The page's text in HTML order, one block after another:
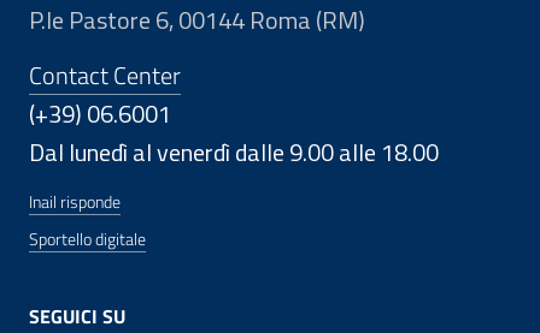
P.le Pastore 6, 00144 Roma (RM)
Contact Center
(+39) 06.6001
Dal lunedì al venerdì dalle 9.00 alle 18.00
Inail risponde
Sportello digitale
SEGUICI SU